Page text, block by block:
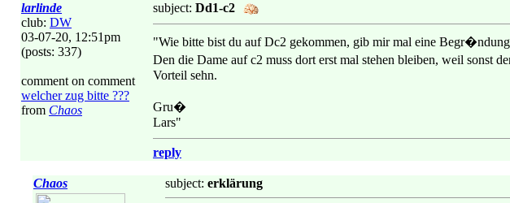
larlinde
club: DW
03-07-20, 12:51pm
(posts: 337)
comment on comment
welcher zug bitte ???
from Chaos
subject: Dd1-c2
"Wie bitte bist du auf Dc2 gekommen, gib mir mal eine
Den die Dame auf c2 muss dort erst mal stehen bleiben, weil sonst
Vorteil sehn.
Gru�
Lars"
reply
Chaos subject: erklärung